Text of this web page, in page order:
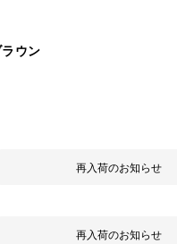
ウン
再入荷のお知らせ
再入荷のお知らせ